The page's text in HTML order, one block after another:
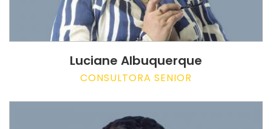
Luciane Albuquerque
CONSULTORA SENIOR